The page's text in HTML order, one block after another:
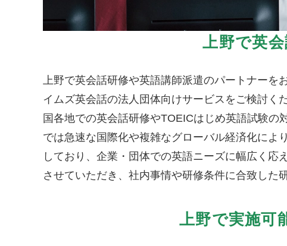
上野で英
上野で英会話研修や英語講師派遣のパートナーを
イムズ英会話の法人団体向けサービスをご検討く
国各地での英会話研修やTOEICはじめ英語試験
では急速な国際化や複雑なグローバル経済化によ
しており、企業・団体での英語ニーズに幅広く
させていただき、社内事情や研修条件に合致した
上野で実施可